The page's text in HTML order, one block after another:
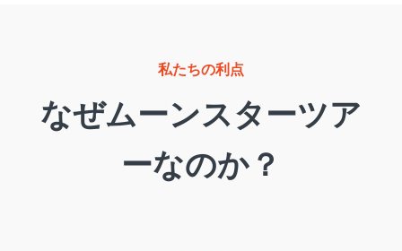
私たちの利点
なぜムーンスターツア
ーなのか？